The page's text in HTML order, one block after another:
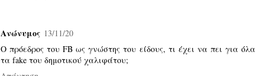
Ανώνυμος 13/11/20
Ο πρόεδρος του FB ως γνώστης του είδους, τι έχει να πει για όλα
τα fake του δημοτικού χαλιφάτου;